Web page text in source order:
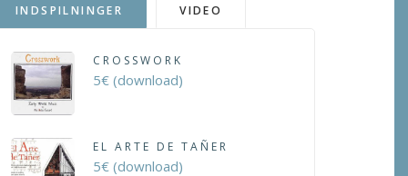
INDSPILNINGER VIDEO
CROSSWORK
5€ (download)
EL ARTE DE TAÑER
5€ (download)